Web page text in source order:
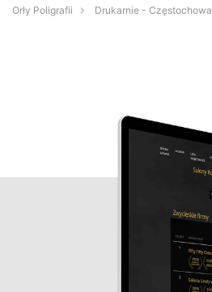
Orły Poligrafii Drukarnie - Częstochowa